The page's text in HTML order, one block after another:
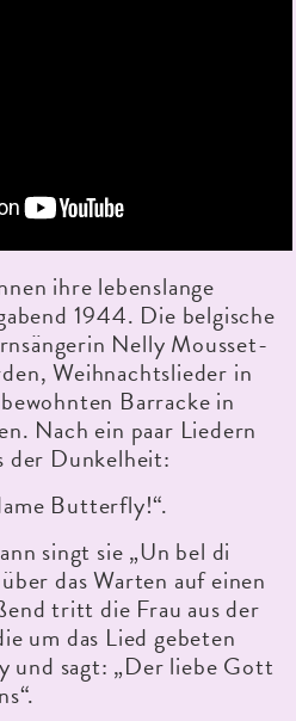
ihre lebenslange
1944. Die belgische
Nelly Mousset-
Weihnachtslieder in
Barracke in
Nach ein paar Liedern
der Dunkelheit:
Butterfly!“.
singt sie „Un bel di
das Warten auf einen
tritt die Frau aus der
um das Lied gebeten
und sagt: „Der liebe Gott